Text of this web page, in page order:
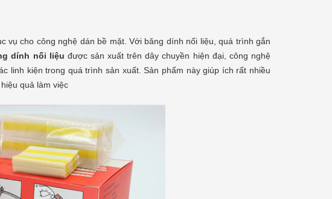
vụ cho công nghệ dán bề mặt. Với băng dính nối liệu, quá trình gắn
dính nối liệu được sản xuất trên dây chuyền hiện đại, công nghệ
linh kiện trong quá trình sản xuất. Sản phẩm này giúp ích rất nhiều
quả làm việc